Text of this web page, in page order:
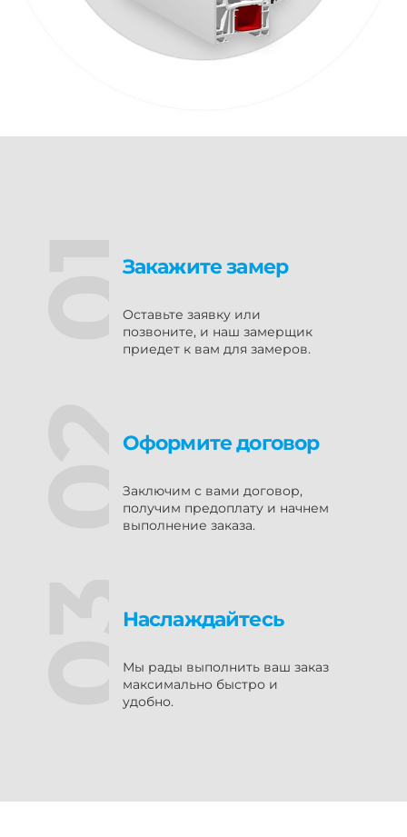
Закажите замер
Оставьте заявку или
позвоните, и наш замерщик
приедет к вам для замеров.
Оформите договор
Заключим с вами договор,
получим предоплату и начнем
выполнение заказа.
Наслаждайтесь
Мы рады выполнить ваш заказ
максимально быстро и
удобно.